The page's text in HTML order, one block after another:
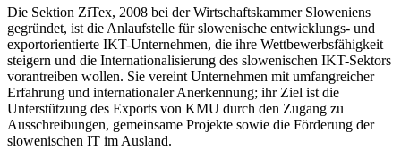
Die Sektion ZiTex, 2008 bei der Wirtschaftskammer Sloweniens
gegründet, ist die Anlaufstelle für slowenische entwicklungs- und
exportorientierte IKT-Unternehmen, die ihre Wettbewerbsfähigkeit
steigern und die Internationalisierung des slowenischen IKT-Sektors
vorantreiben wollen. Sie vereint Unternehmen mit umfangreicher
Erfahrung und internationaler Anerkennung; ihr Ziel ist die
Unterstützung des Exports von KMU durch den Zugang zu
Ausschreibungen, gemeinsame Projekte sowie die Förderung der
slowenischen IT im Ausland.